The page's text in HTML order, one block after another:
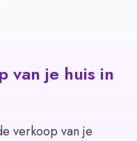
van je huis in
verkoop van je